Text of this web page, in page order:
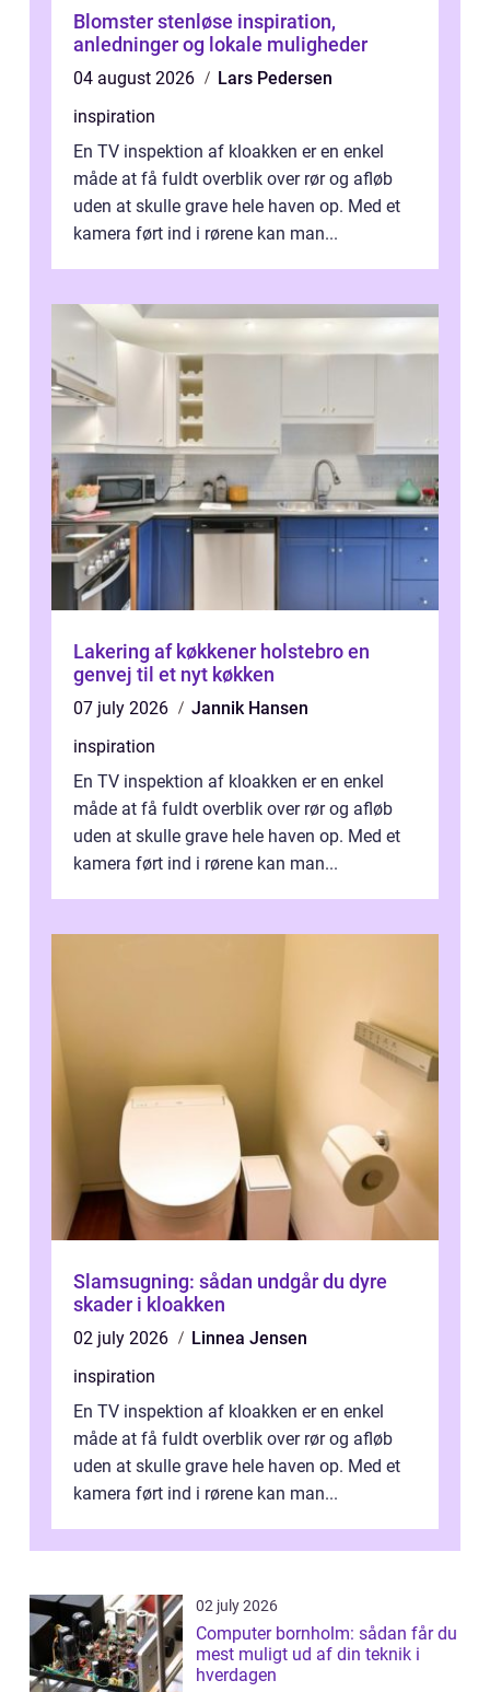
Blomster stenløse inspiration,
anledninger og lokale muligheder
04 august 2026
Lars Pedersen
inspiration
En TV inspektion af kloakken er en enkel
måde at få fuldt overblik over rør og afløb
uden at skulle grave hele haven op. Med et
kamera ført ind i rørene kan man...
Lakering af køkkener holstebro en
genvej til et nyt køkken
07 july 2026
Jannik Hansen
inspiration
En TV inspektion af kloakken er en enkel
måde at få fuldt overblik over rør og afløb
uden at skulle grave hele haven op. Med et
kamera ført ind i rørene kan man...
Slamsugning: sådan undgår du dyre
skader i kloakken
02 july 2026
Linnea Jensen
inspiration
En TV inspektion af kloakken er en enkel
måde at få fuldt overblik over rør og afløb
uden at skulle grave hele haven op. Med et
kamera ført ind i rørene kan man...
02 july 2026
Computer bornholm: sådan får du
mest muligt ud af din teknik i
hverdagen